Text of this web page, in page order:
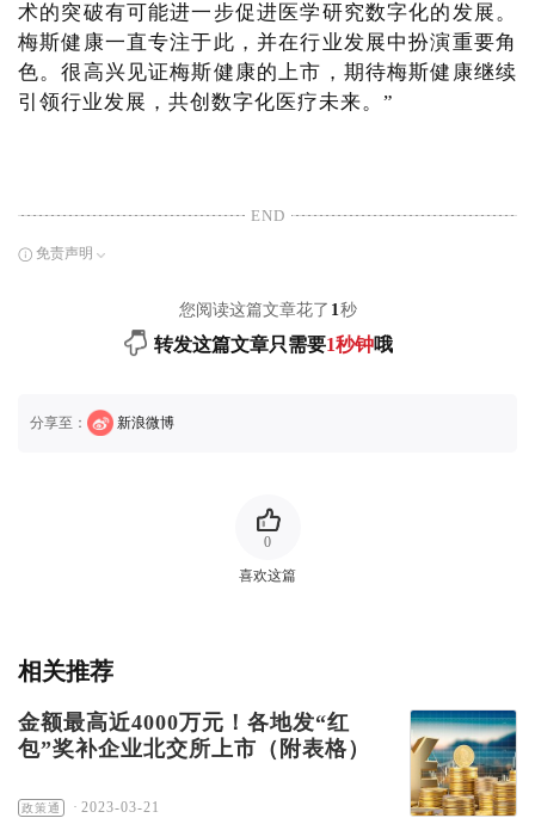
术的突破有可能进一步促进医学研究数字化的发展。
梅斯健康一直专注于此，并在行业发展中扮演重要角
色。很高兴见证梅斯健康的上市，期待梅斯健康继续
引领行业发展，共创数字化医疗未来。”
END
免责声明
您阅读这篇文章花了 1秒
转发这篇文章只需要1秒钟哦
分享至： 新浪微博
喜欢这篇
0
相关推荐
金额最高近4000万元！各地发“红
包”奖补企业北交所上市（附表格）
政策通 · 2023-03-21